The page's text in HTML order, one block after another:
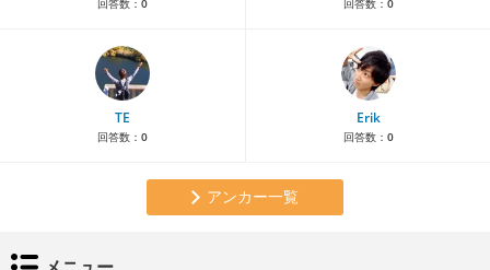
回答数： 0 回答数： 0
TE
回答数： 0
Erik
回答数： 0
アンカー一覧